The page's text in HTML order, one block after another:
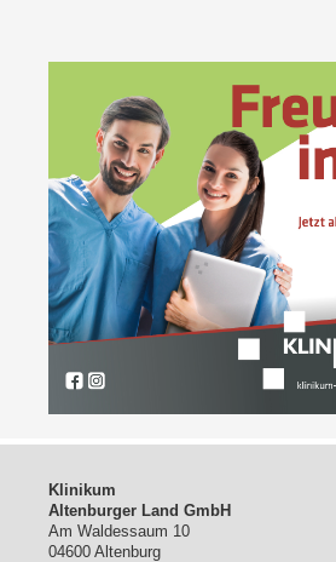
Klinikum
Altenburger Land GmbH
Am Waldessaum 10
04600 Altenburg